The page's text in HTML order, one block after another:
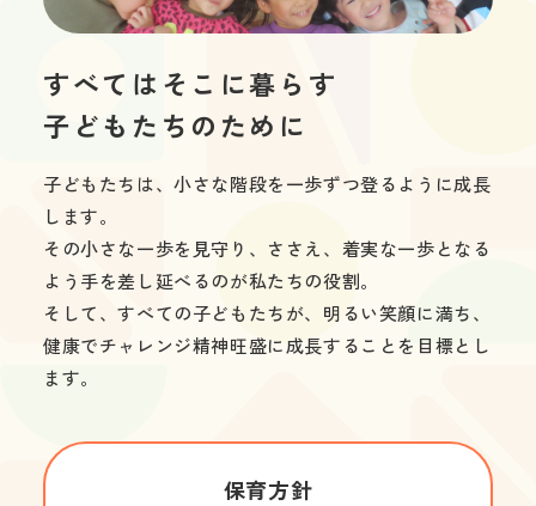
すべてはそこに暮らす
子どもたちのために
子どもたちは、小さな階段を一歩ずつ登るように成長
します。
その小さな一歩を見守り、ささえ、着実な一歩となる
よう手を差し延べるのが私たちの役割。
そして、すべての子どもたちが、明るい笑顔に満ち、
健康でチャレンジ精神旺盛に成長することを目標とし
ます。
保育方針